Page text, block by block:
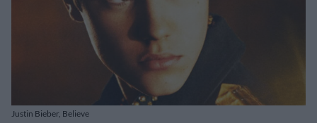
Justin Bieber, Believe